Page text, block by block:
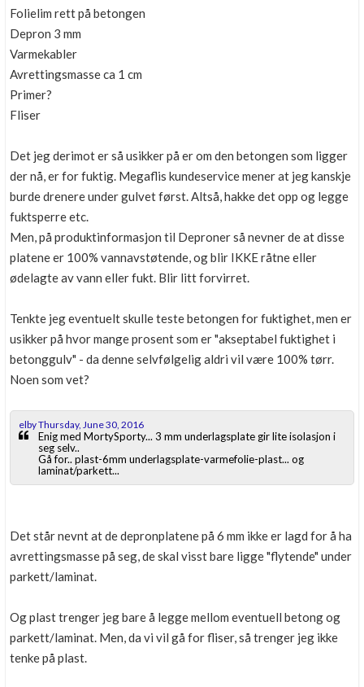
Folielim rett på betongen
Depron 3 mm
Varmekabler
Avrettingsmasse ca 1 cm
Primer?
Fliser
Det jeg derimot er så usikker på er om den betongen som ligger
der nå, er for fuktig. Megaflis kundeservice mener at jeg kanskje
burde drenere under gulvet først. Altså, hakke det opp og legge
fuktsperre etc.
Men, på produktinformasjon til Deproner så nevner de at disse
platene er 100% vannavstøtende, og blir IKKE råtne eller
ødelagte av vann eller fukt. Blir litt forvirret.
Tenkte jeg eventuelt skulle teste betongen for fuktighet, men er
usikker på hvor mange prosent som er "akseptabel fuktighet i
betonggulv" - da denne selvfølgelig aldri vil være 100% tørr.
Noen som vet?
elby Thursday, June 30, 2016
Enig med MortySporty... 3 mm underlagsplate gir lite isolasjon i
seg selv..
Gå for.. plast-6mm underlagsplate-varmefolie-plast... og
laminat/parkett...
Det står nevnt at de depronplatene på 6 mm ikke er lagd for å ha
avrettingsmasse på seg, de skal visst bare ligge "flytende" under
parkett/laminat.
Og plast trenger jeg bare å legge mellom eventuell betong og
parkett/laminat. Men, da vi vil gå for fliser, så trenger jeg ikke
tenke på plast.